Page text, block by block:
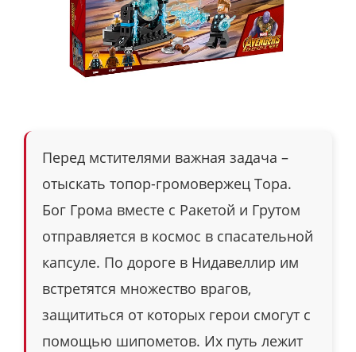
Перед мстителями важная задача –
отыскать топор-громовержец Тора.
Бог Грома вместе с Ракетой и Грутом
отправляется в космос в спасательной
капсуле. По дороге в Нидавеллир им
встретятся множество врагов,
защититься от которых герои смогут с
помощью шипометов. Их путь лежит